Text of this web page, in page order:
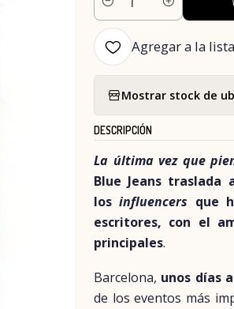
Cantidad
Agregar a la
Mostrar stock de
DESCRIPCIÓN
La última vez que
Blue Jeans
losinfluencers que
escritores, con el
principales.
Barcelona, unos días
de los eventos más